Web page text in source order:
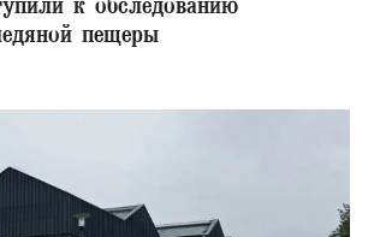
к обследованию
пещеры